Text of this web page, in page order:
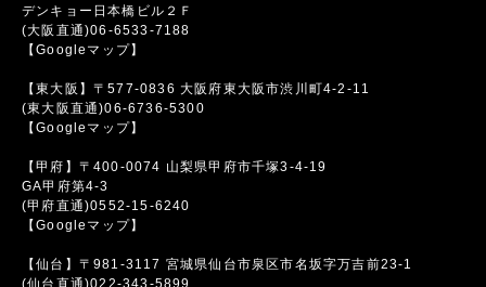
デンキョー日本橋ビル２Ｆ
(大阪直通)06-6533-7188
【Googleマップ】
【東大阪】〒577-0836 大阪府東大阪市渋川町4-2-11
(東大阪直通)06-6736-5300
【Googleマップ】
【甲府】〒400-0074 山梨県甲府市千塚3-4-19
GA甲府第4-3
(甲府直通)0552-15-6240
【Googleマップ】
【仙台】〒981-3117 宮城県仙台市泉区市名坂字万吉前23-1
(仙台直通)022-343-5899